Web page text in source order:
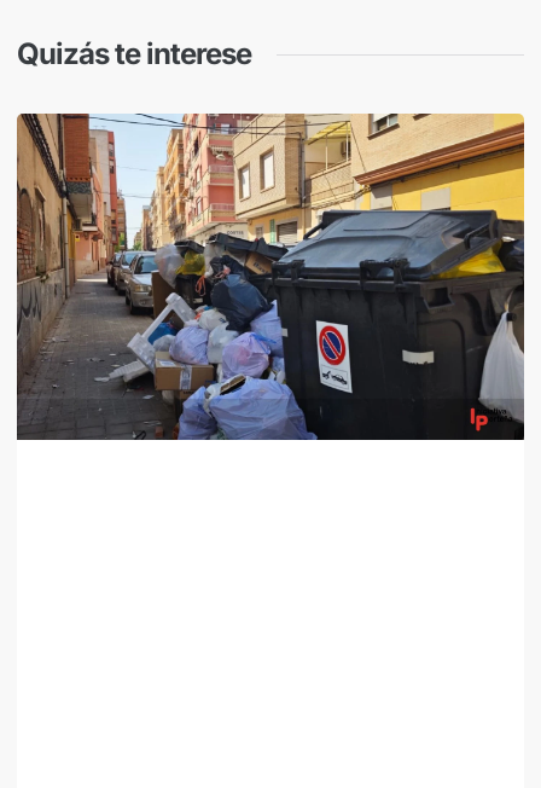
Quizás te interese